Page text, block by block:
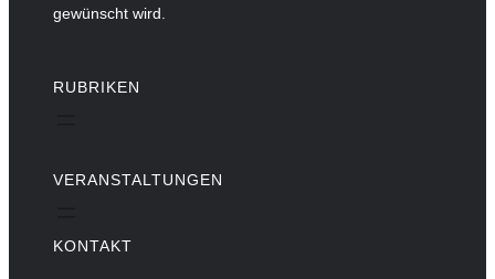
gewünscht wird.
RUBRIKEN
VERANSTALTUNGEN
KONTAKT